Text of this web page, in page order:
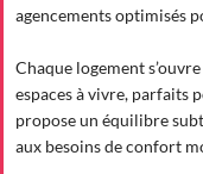
agencements optimisés
Chaque logement
espaces à vivre, parfaits
propose un équilibre
aux besoins de confort